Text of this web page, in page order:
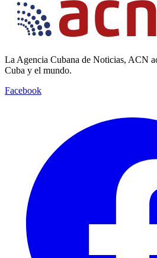
La Agencia Cubana de Noticias, ACN
Cuba y el mundo.
Facebook